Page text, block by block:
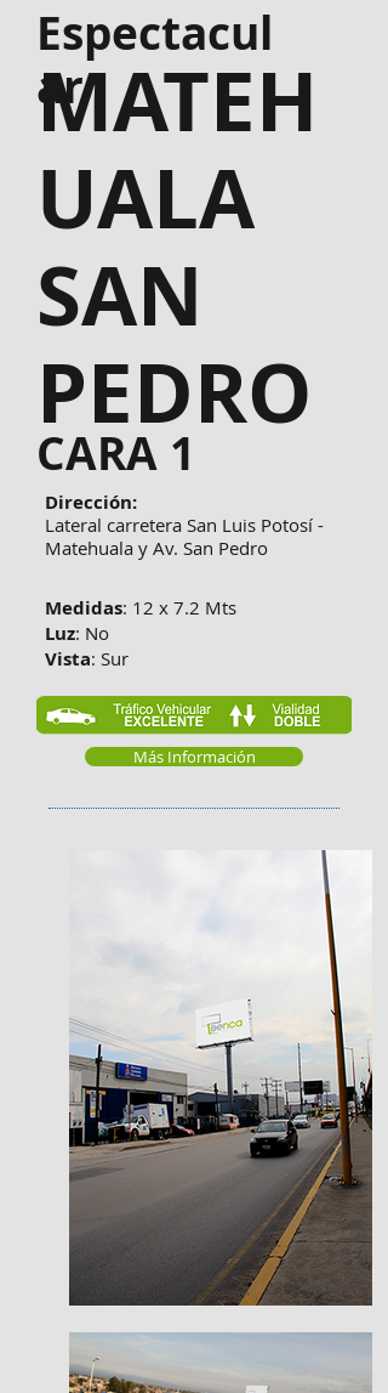
CARA 1
MATEH
UALA
SAN
PEDRO
Espectacul
ar
Dirección:
Lateral carretera San Luis Potosí -
Matehuala y Av. San Pedro
Medidas: 12 x 7.2 Mts
Luz: No
Vista: Sur
Más Información